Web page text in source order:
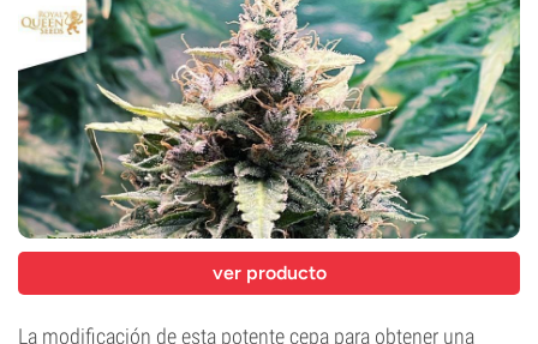
ver producto
La modificación de esta potente cepa para obtener una